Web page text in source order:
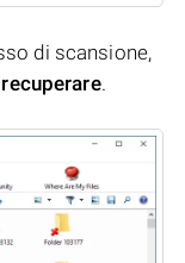
di scansione,
.